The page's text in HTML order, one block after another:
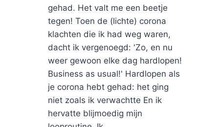
gehad. Het valt me een beetje
tegen! Toen de (lichte) corona
klachten die ik had weg waren,
dacht ik vergenoegd: 'Zo, en nu
weer gewoon elke dag hardlopen!
Business as usual!' Hardlopen als
je corona hebt gehad: het ging
niet zoals ik verwachtte En ik
hervatte blijmoedig mijn